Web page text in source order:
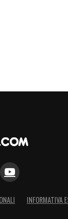
INFORMATIVA